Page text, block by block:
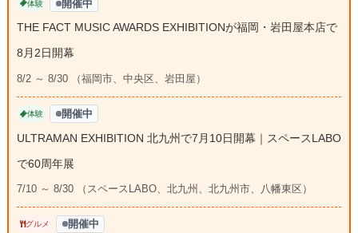
体験 開催中
THE FACT MUSIC AWARDS EXHIBITIONが福岡・岩田屋本店で
8月2日開幕
8/2 ～ 8/30 （福岡市、中央区、岩田屋）
体験 開催中
ULTRAMAN EXHIBITION 北九州で7月10日開幕｜スペースLABO
で60周年展
7/10 ～ 8/30 （スペースLABO、北九州、北九州市、八幡東区）
グルメ 開催中